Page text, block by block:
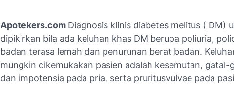
Apotekers.com Diagnosis klinis diabetes melitus ( DM)
dipikirkan bila ada keluhan khas DM berupa poliuria,
badan terasa lemah dan penurunan berat badan.
mungkin dikemukakan pasien adalah kesemutan, gatal-
dan impotensia pada pria, serta pruritusvulvae pada